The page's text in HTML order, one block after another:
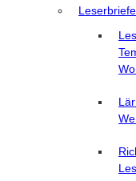
Leserbriefe